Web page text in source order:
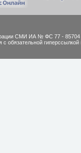
СМИ ИА № ФС 77 - 85704
обязательной гиперссылкой